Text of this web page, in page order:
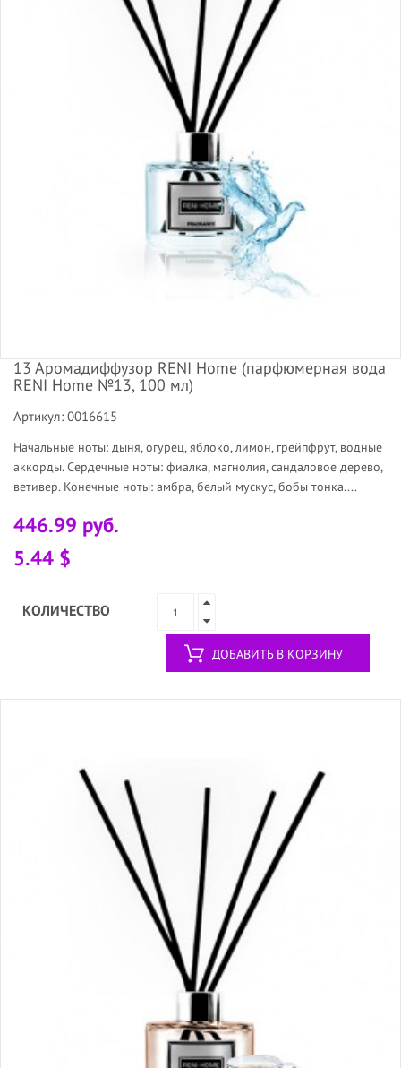
13 Аромадиффузор RENI Home (парфюмерная вода
RENI Home №13, 100 мл)
Артикул: 0016615
Начальные ноты: дыня, огурец, яблоко, лимон, грейпфрут, водные
аккорды. Сердечные ноты: фиалка, магнолия, сандаловое дерево,
ветивер. Конечные ноты: амбра, белый мускус, бобы тонка....
446.99 руб.
5.44 $
КОЛИЧЕСТВО
ДОБАВИТЬ В КОРЗИНУ